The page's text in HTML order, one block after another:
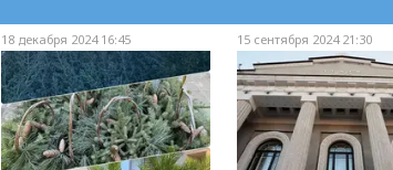
18 декабря 2024 16:45 15 сентября 2024 21:30